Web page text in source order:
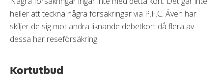
heller att teckna några försäkringar via P.F.C. Även här
skiljer de sig mot andra liknande debetkort då flera av
dessa har reseförsäkring.
Kortutbud